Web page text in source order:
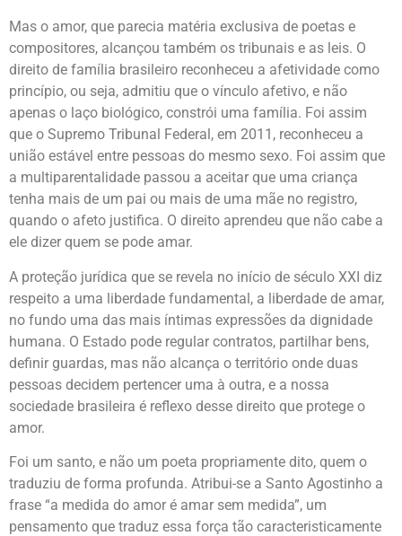
Mas o amor, que parecia matéria exclusiva de poetas e
compositores, alcançou também os tribunais e as leis. O
direito de família brasileiro reconheceu a afetividade como
princípio, ou seja, admitiu que o vínculo afetivo, e não
apenas o laço biológico, constrói uma família. Foi assim
que o Supremo Tribunal Federal, em 2011, reconheceu a
união estável entre pessoas do mesmo sexo. Foi assim que
a multiparentalidade passou a aceitar que uma criança
tenha mais de um pai ou mais de uma mãe no registro,
quando o afeto justifica. O direito aprendeu que não cabe a
ele dizer quem se pode amar.
A proteção jurídica que se revela no início de século XXI diz
respeito a uma liberdade fundamental, a liberdade de amar,
no fundo uma das mais íntimas expressões da dignidade
humana. O Estado pode regular contratos, partilhar bens,
definir guardas, mas não alcança o território onde duas
pessoas decidem pertencer uma à outra, e a nossa
sociedade brasileira é reflexo desse direito que protege o
amor.
Foi um santo, e não um poeta propriamente dito, quem o
traduziu de forma profunda. Atribui-se a Santo Agostinho a
frase “a medida do amor é amar sem medida”, um
pensamento que traduz essa força tão caracteristicamente